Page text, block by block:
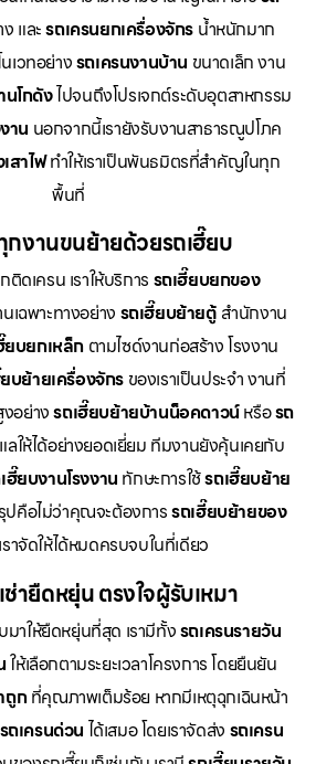
และรถเครนยกเครื่องจักร น้ำหนักมาก
เวทอย่างรถเครนงานบ้าน ขนาดเล็ก งาน
นโกดังไปจนถึงโปรเจกต์ระดับอุตสาหกรรม
าน นอกจากนี้เรายังรับงานสาธารณูปโภค
สาไฟทำให้เราเป็นพันธมิตรที่สำคัญในทุก
พื้นที่
งานขนย้ายด้วยรถเฮี๊ยบ
ดเครน เราให้บริการ รถเฮี๊ยบยกของ
เฉพาะทางอย่าง รถเฮี๊ยบย้ายตู้ สำนักงาน
ยบยกเหล็ก ตามไซด์งานก่อสร้าง โรงงาน
บย้ายเครื่องจักร ของเราเป็นประจำ งานที่
งอย่างรถเฮี๊ยบย้ายบ้านน็อคดาวน์หรือรถ
ลให้ได้อย่างยอดเยี่ยม ทีมงานยังคุ้นเคยกับ
ฮี๊ยบงานโรงงาน ทักษะการใช้รถเฮี๊ยบย้าย
คือไม่ว่าคุณจะต้องการรถเฮี๊ยบย้ายของ
ราจัดให้ได้หมดครบจบในที่เดียว
ายืดหยุ่น ตรงใจผู้รับเหมา
มาให้ยืดหยุ่นที่สุด เรามีทั้งรถเครนรายวัน
ให้เลือกตามระยะเวลาโครงการ โดยยืนยัน
ถูกที่คุณภาพเต็มร้อย หากมีเหตุฉุกเฉินหน้า
ถเครนด่วน ได้เสมอ โดยเราจัดส่ง รถเครน